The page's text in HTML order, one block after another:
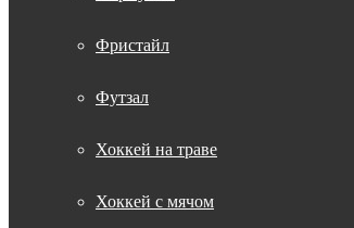
Фристайл
Футзал
Хоккей на траве
Хоккей с мячом